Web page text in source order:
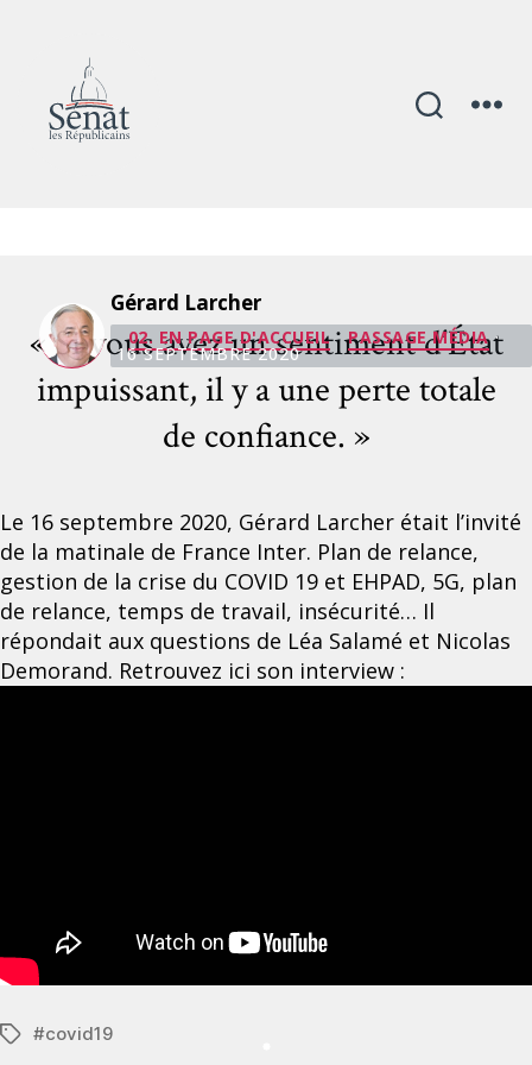
Mois :
Gérard Larcher
02. EN PAGE D'ACCUEIL PASSAGE MÉDIA·
16 SEPTEMBRE 2020
« Si vous avez un sentiment d’État
impuissant, il y a une perte totale
de confiance. »
Le 16 septembre 2020, Gérard Larcher était l’invité
de la matinale de France Inter. Plan de relance,
gestion de la crise du COVID 19 et EHPAD, 5G, plan
de relance, temps de travail, insécurité… Il
répondait aux questions de Léa Salamé et Nicolas
Demorand. Retrouvez ici son interview :
Étiquettes
#covid19